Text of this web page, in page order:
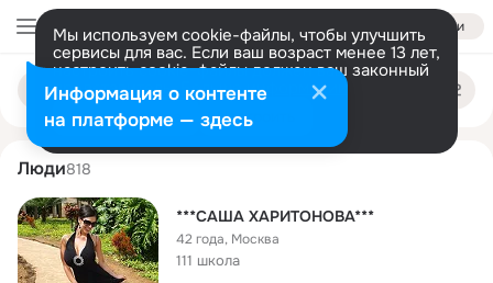
Войти
Мы используем cookie-файлы, чтобы улучшить
сервисы для вас. Если ваш возраст менее 13 лет,
настроить cookie-файлы должен ваш законный
представитель. Больше информации
Разрешить все Настроить
Поиск
людям
sasha kharitonova
Люди818
***САША ХАРИТОНОВА***
42 года, Москва
111 школа
Информация о контенте
на платформе — здесь